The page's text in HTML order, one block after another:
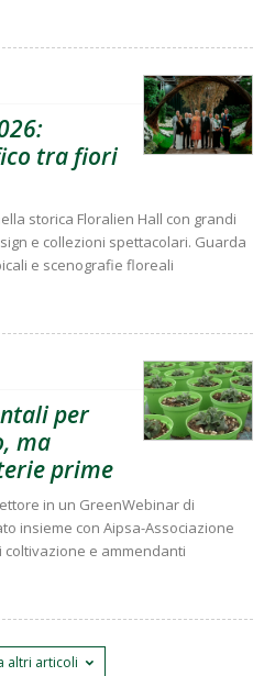
tra fiori
storica Floralien Hall con grandi
e collezioni spettacolari. Guarda
e scenografie floreali
per
ma
prime
in un GreenWebinar di
insieme con Aipsa-Associazione
e ammendanti
altri articoli